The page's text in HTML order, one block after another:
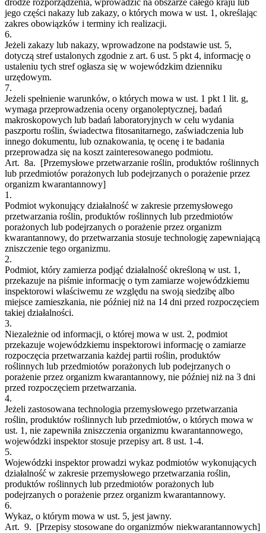
drodze rozporządzenia, wprowadzić na obszarze całego kraju lub
jego części nakazy lub zakazy, o których mowa w ust. 1, określając
zakres obowiązków i terminy ich realizacji.
6.
Jeżeli zakazy lub nakazy, wprowadzone na podstawie ust. 5,
dotyczą stref ustalonych zgodnie z art. 6 ust. 5 pkt 4, informację o
ustaleniu tych stref ogłasza się w wojewódzkim dzienniku
urzędowym.
7.
Jeżeli spełnienie warunków, o których mowa w ust. 1 pkt 1 lit. g,
wymaga przeprowadzenia oceny organoleptycznej, badań
makroskopowych lub badań laboratoryjnych w celu wydania
paszportu roślin, świadectwa fitosanitarnego, zaświadczenia lub
innego dokumentu, lub oznakowania, tę ocenę i te badania
przeprowadza się na koszt zainteresowanego podmiotu.
Art. 8a. [Przemysłowe przetwarzanie roślin, produktów roślinnych
lub przedmiotów porażonych lub podejrzanych o porażenie przez
organizm kwarantannowy]
1.
Podmiot wykonujący działalność w zakresie przemysłowego
przetwarzania roślin, produktów roślinnych lub przedmiotów
porażonych lub podejrzanych o porażenie przez organizm
kwarantannowy, do przetwarzania stosuje technologię zapewniającą
zniszczenie tego organizmu.
2.
Podmiot, który zamierza podjąć działalność określoną w ust. 1,
przekazuje na piśmie informację o tym zamiarze wojewódzkiemu
inspektorowi właściwemu ze względu na swoją siedzibę albo
miejsce zamieszkania, nie później niż na 14 dni przed rozpoczęciem
takiej działalności.
3.
Niezależnie od informacji, o której mowa w ust. 2, podmiot
przekazuje wojewódzkiemu inspektorowi informację o zamiarze
rozpoczęcia przetwarzania każdej partii roślin, produktów
roślinnych lub przedmiotów porażonych lub podejrzanych o
porażenie przez organizm kwarantannowy, nie później niż na 3 dni
przed rozpoczęciem przetwarzania.
4.
Jeżeli zastosowana technologia przemysłowego przetwarzania
roślin, produktów roślinnych lub przedmiotów, o których mowa w
ust. 1, nie zapewniła zniszczenia organizmu kwarantannowego,
wojewódzki inspektor stosuje przepisy art. 8 ust. 1-4.
5.
Wojewódzki inspektor prowadzi wykaz podmiotów wykonujących
działalność w zakresie przemysłowego przetwarzania roślin,
produktów roślinnych lub przedmiotów porażonych lub
podejrzanych o porażenie przez organizm kwarantannowy.
6.
Wykaz, o którym mowa w ust. 5, jest jawny.
Art. 9. [Przepisy stosowane do organizmów niekwarantannowych]